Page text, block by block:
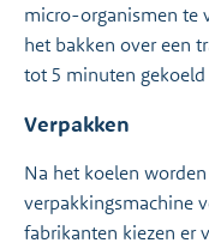
micro-organismen te
het bakken over een
tot 5 minuten gekoeld
Verpakken
Na het koelen
verpakkingsmachine
fabrikanten kiezen er